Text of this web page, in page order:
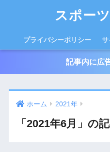
スポー
プライバシーポリシー サ
記事内に広
ホーム 2021年
「2021年6月」の